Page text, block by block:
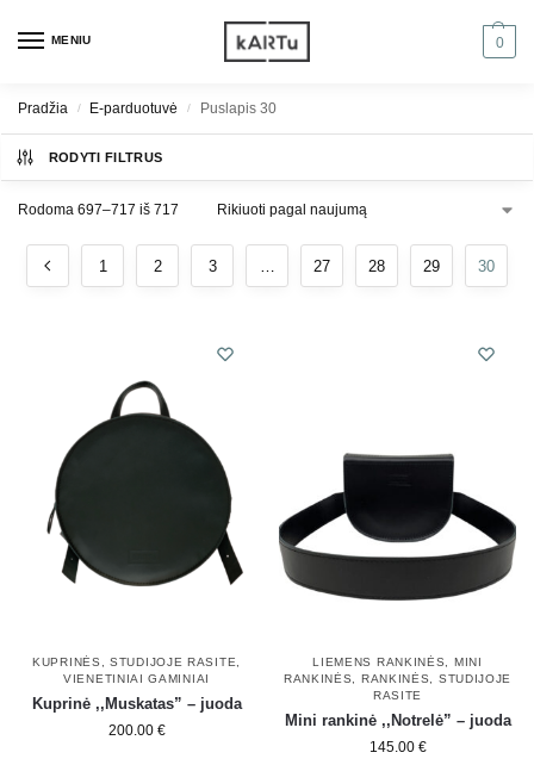
MENIU 0
Pradžia / E-parduotuvė / Puslapis 30
RODYTI FILTRUS
Rodoma 697–717 iš 717
1 2 3 … 27 28 29 30
KUPRINĖS ,STUDIJOJE RASITE,
VIENETINIAI GAMINIAI
Kuprinė ,,Muskatas” – juoda
200.00 €
LIEMENS RANKINĖS, MINI
RANKINĖS, RANKINĖS, STUDIJOJE
RASITE
Mini rankinė ,,Notrelė” – juoda
145.00 €